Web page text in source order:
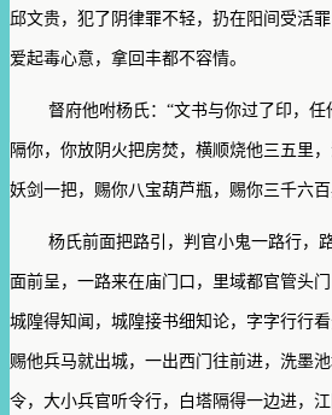
邱文贵，犯了阴律罪不轻，扔在阳间受活
爱起毒心意，拿回丰都不容情。
督府他咐杨氏：“文书与你过了印，
隔你，你放阴火把房焚，横顺烧他三五里
妖剑一把，赐你八宝葫芦瓶，赐你三千六
杨氏前面把路引，判官小鬼一路行，
面前呈，一路来在庙门口，里域都官管头
城隍得知闻，城隍接书细知论，字字行行
赐他兵马就出城，一出西门往前进，洗墨
令，大小兵官听令行，白塔隔得一边进，